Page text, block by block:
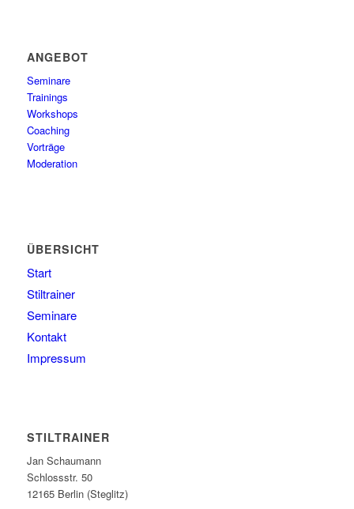
ANGEBOT
Seminare
Trainings
Workshops
Coaching
Vorträge
Moderation
ÜBERSICHT
Start
Stiltrainer
Seminare
Kontakt
Impressum
STILTRAINER
Jan Schaumann
Schlossstr. 50
12165 Berlin (Steglitz)